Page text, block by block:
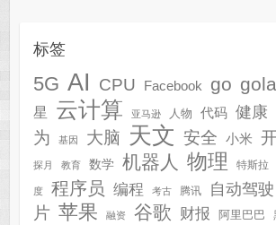
标签
5G AI CPU Facebook go
星
云计算 亚马逊 人物 代码 健康
为
基因 大脑 天文 安全 小米
探月 教育 数学 机器人 物理 特斯拉
度 程序员 编程 考古 腾讯 自动驾驶
片 苹果 融资 谷歌 财报 阿里巴巴